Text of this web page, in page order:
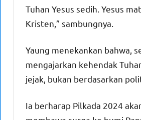
Tuhan Yesus sedih. Yesus
Kristen,” sambungnya.
Yaung menekankan bahwa,
mengajarkan kehendak
jejak, bukan berdasarkan
Ia berharap Pilkada 2024